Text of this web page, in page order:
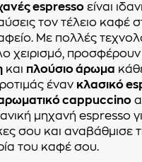
espresso είναι
τον τέλειο καφέ
Με πολλές
χειρισμό, προσφέρουν
και πλούσιο άρωμα
έναν κλασικό
cappuccino
μηχανή espresso
σου και αναβάθμισε
του καφέ σου.